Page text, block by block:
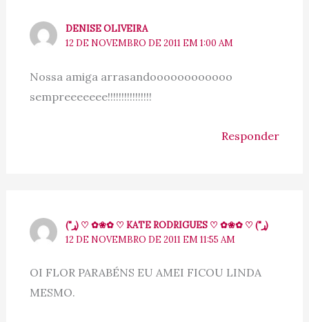
DENISE OLIVEIRA
12 DE NOVEMBRO DE 2011 EM 1:00 AM
Nossa amiga arrasandoooooooooooo
sempreeeeeee!!!!!!!!!!!!!!!!
Responder
("ړ) ♡ ✿❀✿ ♡ KATE RODRIGUES ♡ ✿❀✿ ♡ ("ړ)
12 DE NOVEMBRO DE 2011 EM 11:55 AM
OI FLOR PARABÉNS EU AMEI FICOU LINDA
MESMO.